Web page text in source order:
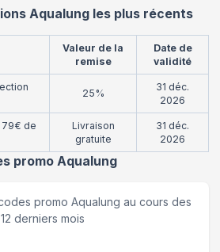
Aqualung les plus récents
Valeur de la
remise
Date de
validité
25%
31 déc.
2026
de
Livraison
gratuite
31 déc.
2026
promo Aqualung
promo Aqualung au cours des
12 derniers mois